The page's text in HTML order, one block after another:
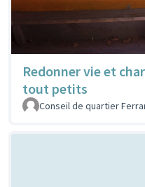
Redonner vie et
tout petits
Conseil de quartier